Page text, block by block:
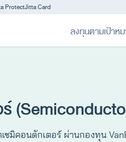
ProtectJitta Card
ลงทุนตามเป้าห
มิคอนดักเตอร์ ผ่านกองทุน